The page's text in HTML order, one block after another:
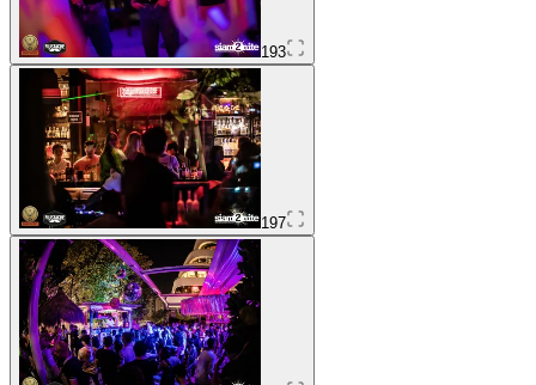
193
197